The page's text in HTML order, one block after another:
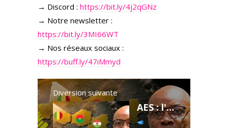
→ Discord : https://bit.ly/4j2qGNz
→ Notre newsletter :
https://bit.ly/3MI66WT
→ Nos réseaux sociaux :
https://buff.ly/47iMmyd
Diversion suivante
AES : l'Alliance des États du Sahel - avec Charles Onana - CST #21